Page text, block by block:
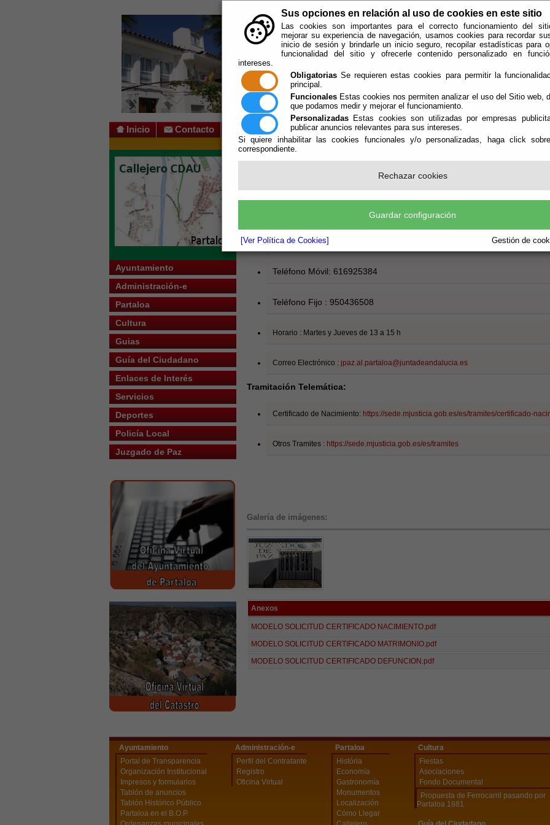
Sus opciones en relación al uso de cookies en este sitio
Las cookies son importantes para el correcto funcionamiento del
mejorar su experiencia de navegación, usamos cookies para recordar
inicio de sesión y brindarle un inicio seguro, recopilar estadísticas para
funcionalidad del sitio y ofrecerle contenido personalizado en
intereses.
Obligatorias Se requieren estas cookies para permitir la
principal.
Funcionales Estas cookies nos permiten analizar el uso del Sitio web,
que podamos medir y mejorar el funcionamiento.
Personalizadas Estas cookies son utilizadas por empresas
publicar anuncios relevantes para sus intereses.
Si quiere inhabilitar las cookies funcionales y/o personalizadas, haga click
correspondiente.
Rechazar cookies
Guardar configuración
[Ver Política de Cookies] Gestión de
Inicio Contacto
Ayuntamiento
Administración-e
Partaloa
Cultura
Guias
Guía del Ciudadano
Enlaces de Interés
Servicios
Deportes
Policía Local
Juzgado de Paz
Usted se encuentra aquí:
Dirección : Calle San Jose s/n
Teléfono Móvil: 616925384
Teléfono Fijo : 950436508
Horario : Martes y Jueves de 13 a 15 h
Correo Electrónico : jpaz.al.partaloa@juntadeandalucia.es
Tramitación Telemática:
Certificado de Nacimiento: https://sede.mjusticia.gob.es/es/tramites/certificado-
Otros Tramites : https://sede.mjusticia.gob.es/es/tramites
Galería de imágenes:
Anexos
MODELO SOLICITUD CERTIFICADO NACIMIENTO.pdf
MODELO SOLICITUD CERTIFICADO MATRIMONIO.pdf
MODELO SOLICITUD CERTIFICADO DEFUNCION.pdf
Ayuntamiento
Portal de Transparencia
Organización Institucional
Impresos y formularios
Tablón de anuncios
Tablón Histórico Público
Partaloa en el B.O.P.
Administración-e
Perfil del Contratante
Registro
Oficina Virtual
Partaloa
História
Economía
Gastronomía
Monumentos
Localización
Cómo Llegar
Cultura
Fiestas
Asociaciones
Fondo Documental
Propuesta de Ferrocarril pasando por
Partaloa 1881